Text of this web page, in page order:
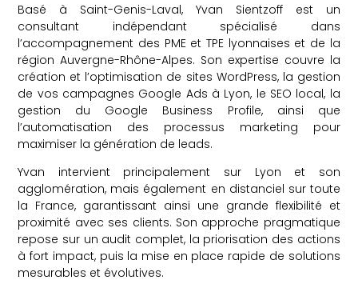
Basé à Saint-Genis-Laval, Yvan Sientzoff est un
consultant indépendant spécialisé dans
l’accompagnement des PME et TPE lyonnaises et de la
région Auvergne-Rhône-Alpes. Son expertise couvre la
création et l’optimisation de sites WordPress, la gestion
de vos campagnes Google Ads à Lyon, le SEO local, la
gestion du Google Business Profile, ainsi que
l’automatisation des processus marketing pour
maximiser la génération de leads.
Yvan intervient principalement sur Lyon et son
agglomération, mais également en distanciel sur toute
la France, garantissant ainsi une grande flexibilité et
proximité avec ses clients. Son approche pragmatique
repose sur un audit complet, la priorisation des actions
à fort impact, puis la mise en place rapide de solutions
mesurables et évolutives.